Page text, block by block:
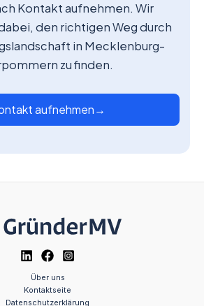
Kontakt aufnehmen. Wir
den richtigen Weg durch
in Mecklenburg-
zu finden.
aufnehmen→
Über uns
Kontaktseite
Datenschutzerklärung